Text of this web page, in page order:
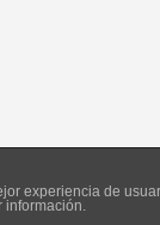
experiencia de
información.